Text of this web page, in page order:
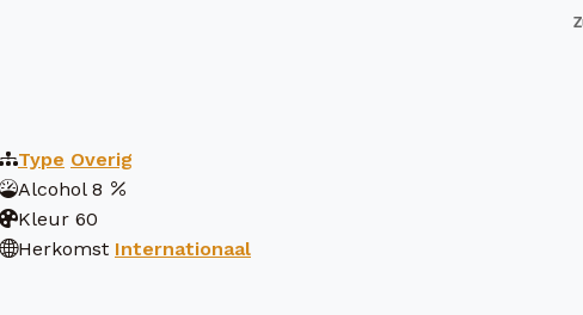
Type Overig
Alcohol 8
Kleur 60
Herkomst Internationaal